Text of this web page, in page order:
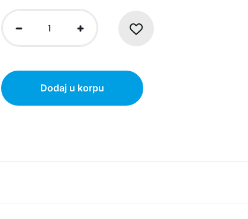
Dodaj u korpu